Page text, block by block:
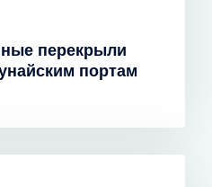
перекрыли
портам